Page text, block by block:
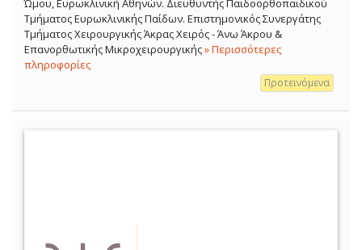
Ώμου, Ευρωκλινική Αθηνών. Διευθυντής Παιδοορθοπαιδικού
Τμήματος Ευρωκλινικής Παίδων. Επιστημονικός Συνεργάτης
Τμήματος Χειρουργικής Άκρας Χειρός - Άνω Άκρου &
Επανορθωτικής Μικροχειρουργικής» Περισσότερες
πληροφορίες
Προτεινόμενα